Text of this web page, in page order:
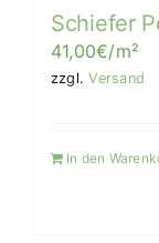
Schiefer
41,00€/m²
zzgl.Versand
In den